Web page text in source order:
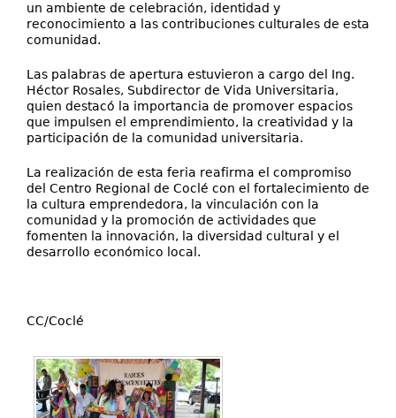
un ambiente de celebración, identidad y
reconocimiento a las contribuciones culturales de esta
comunidad.
Las palabras de apertura estuvieron a cargo del Ing.
Héctor Rosales, Subdirector de Vida Universitaria,
quien destacó la importancia de promover espacios
que impulsen el emprendimiento, la creatividad y la
participación de la comunidad universitaria.
La realización de esta feria reafirma el compromiso
del Centro Regional de Coclé con el fortalecimiento de
la cultura emprendedora, la vinculación con la
comunidad y la promoción de actividades que
fomenten la innovación, la diversidad cultural y el
desarrollo económico local.
CC/Coclé